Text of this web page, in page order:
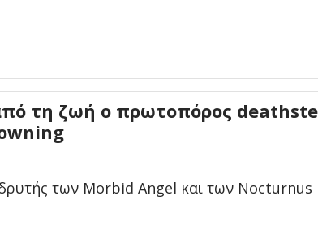
τη ζωή ο πρωτοπόρος
των Morbid Angel και των Nocturnus